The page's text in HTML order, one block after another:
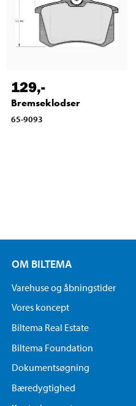
129,-
Bremseklodser
65-9093
OM BILTEMA
Varehuse og åbningstider
Vores koncept
Biltema Real Estate
Biltema Foundation
Dokumentsøgning
Bæredygtighed